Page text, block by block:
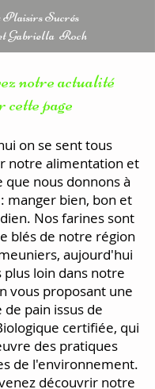
Sucrés
Gabriella Roch
notre actualité
cette page
on se sent tous
notre alimentation et
que nous donnons à
manger bien, bon et
Nos farines sont
blés de notre région
aujourd'hui
plus loin dans notre
vous proposant une
de pain issus de
certifiée, qui
des pratiques
de l'environnement.
découvrir notre